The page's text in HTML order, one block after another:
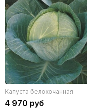
Капуста белокочанная
4 970 руб